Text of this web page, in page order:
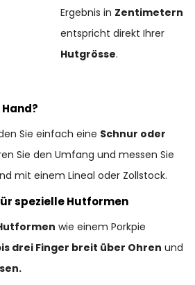
Ergebnis in Zentimetern
entspricht direkt Ihrer
Hutgrösse.
Sie einfach eine Schnur oder
Sie den Umfang und messen Sie
mit einem Lineal oder Zollstock.
spezielle Hutformen
wie einem Porkpie
drei Finger breit über Ohren und